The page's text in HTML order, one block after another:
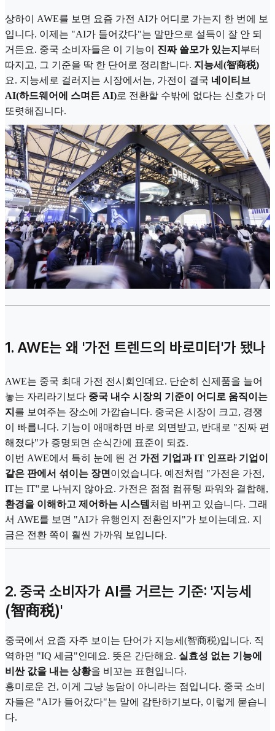
상하이 AWE를 보면 요즘 가전 AI가 어디로 가는지 한 번에 보
입니다. 이제는 "AI가 들어갔다"는 말만으로 설득이 잘 안 되
거든요. 중국 소비자들은 이 기능이 진짜 쓸모가 있는지 부터
따지고, 그 기준을 딱 한 단어로 정리합니다. 지능세(智商税)
요. 지능세로 걸러지는 시장에서는, 가전이 결국 네이티브
AI(하드웨어에 스며든 AI)로 전환할 수밖에 없다는 신호가 더
또렷해집니다.
1. AWE는 왜 '가전 트렌드의 바로미터'가 됐나
AWE는 중국 최대 가전 전시회인데요. 단순히 신제품을 늘어
놓는 자리라기보다 중국 내수 시장의 기준이 어디로 움직이는
지 를 보여주는 장소에 가깝습니다. 중국은 시장이 크고, 경쟁
이 빠릅니다. 기능이 애매하면 바로 외면받고, 반대로 "진짜 편
해졌다"가 증명되면 순식간에 표준이 되죠.
이번 AWE에서 특히 눈에 띈 건 가전 기업과 IT 인프라 기업이
같은 판에서 섞이는 장면 이었습니다. 예전처럼 "가전은 가전,
IT는 IT"로 나뉘지 않아요. 가전은 점점 컴퓨팅 파워와 결합해,
환경을 이해하고 제어하는 시스템 처럼 바뀌고 있습니다. 그래
서 AWE를 보면 "AI가 유행인지 전환인지"가 보이는데요. 지
금은 전환 쪽이 훨씬 가까워 보입니다.
2. 중국 소비자가 AI를 거르는 기준: '지능세
(智商税)'
중국에서 요즘 자주 보이는 단어가 지능세(智商税)입니다. 직
역하면 "IQ 세금"인데요. 뜻은 간단해요. 실효성 없는 기능에
비싼 값을 내는 상황을 비꼬는 표현입니다.
흥미로운 건, 이게 그냥 농담이 아니라는 점입니다. 중국 소비
자들은 "AI가 들어갔다"는 말에 감탄하기보다, 이렇게 묻습니
다.